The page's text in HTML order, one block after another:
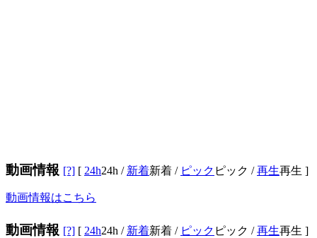
動画情報 [?] [ 24h24h / 新着新着 / ピック ピック /再生再生 ]
動画情報はこちら
動画情報 [?] [ 24h24h / 新着新着 / ピック ピック /再生再生 ]